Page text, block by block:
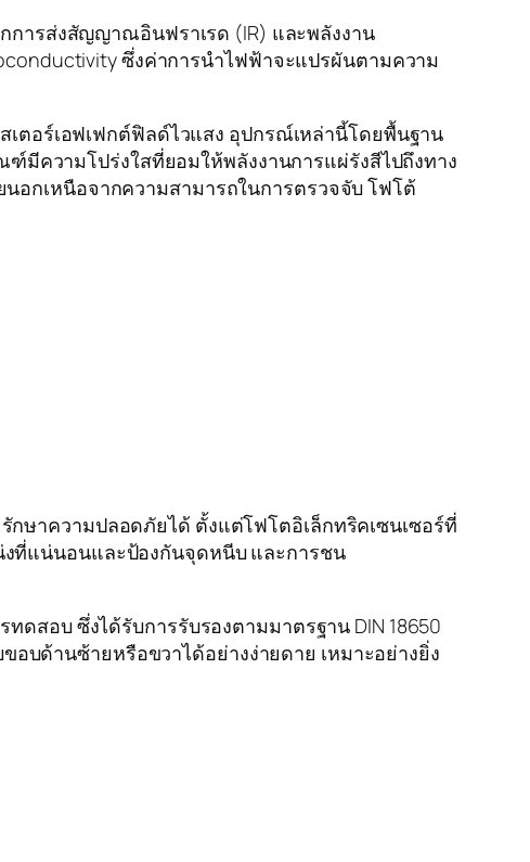
การส่งสัญญาณอินฟราเรด (IR) และพลังงาน
ซึ่งค่าการนำไฟฟ้าจะแปรผันตามความ
เตอร์เอฟเฟกต์ฟิลด์ไวแสง อุปกรณ์เหล่านี้โดยพื้นฐาน
มีความโปร่งใสที่ยอมให้พลังงานการแผ่รังสีไปถึงทาง
อกเหนือจากความสามารถในการตรวจจับ โฟโต้
ษาความปลอดภัยได้ ตั้งแต่โฟโตอิเล็กทริคเซนเซอร์ที่
งที่แน่นอนและป้องกันจุดหนีบ และการชน
สอบ ซึ่งได้รับการรับรองตามมาตรฐาน DIN 18650
บด้านซ้ายหรือขวาได้อย่างง่ายดาย เหมาะอย่างยิ่ง